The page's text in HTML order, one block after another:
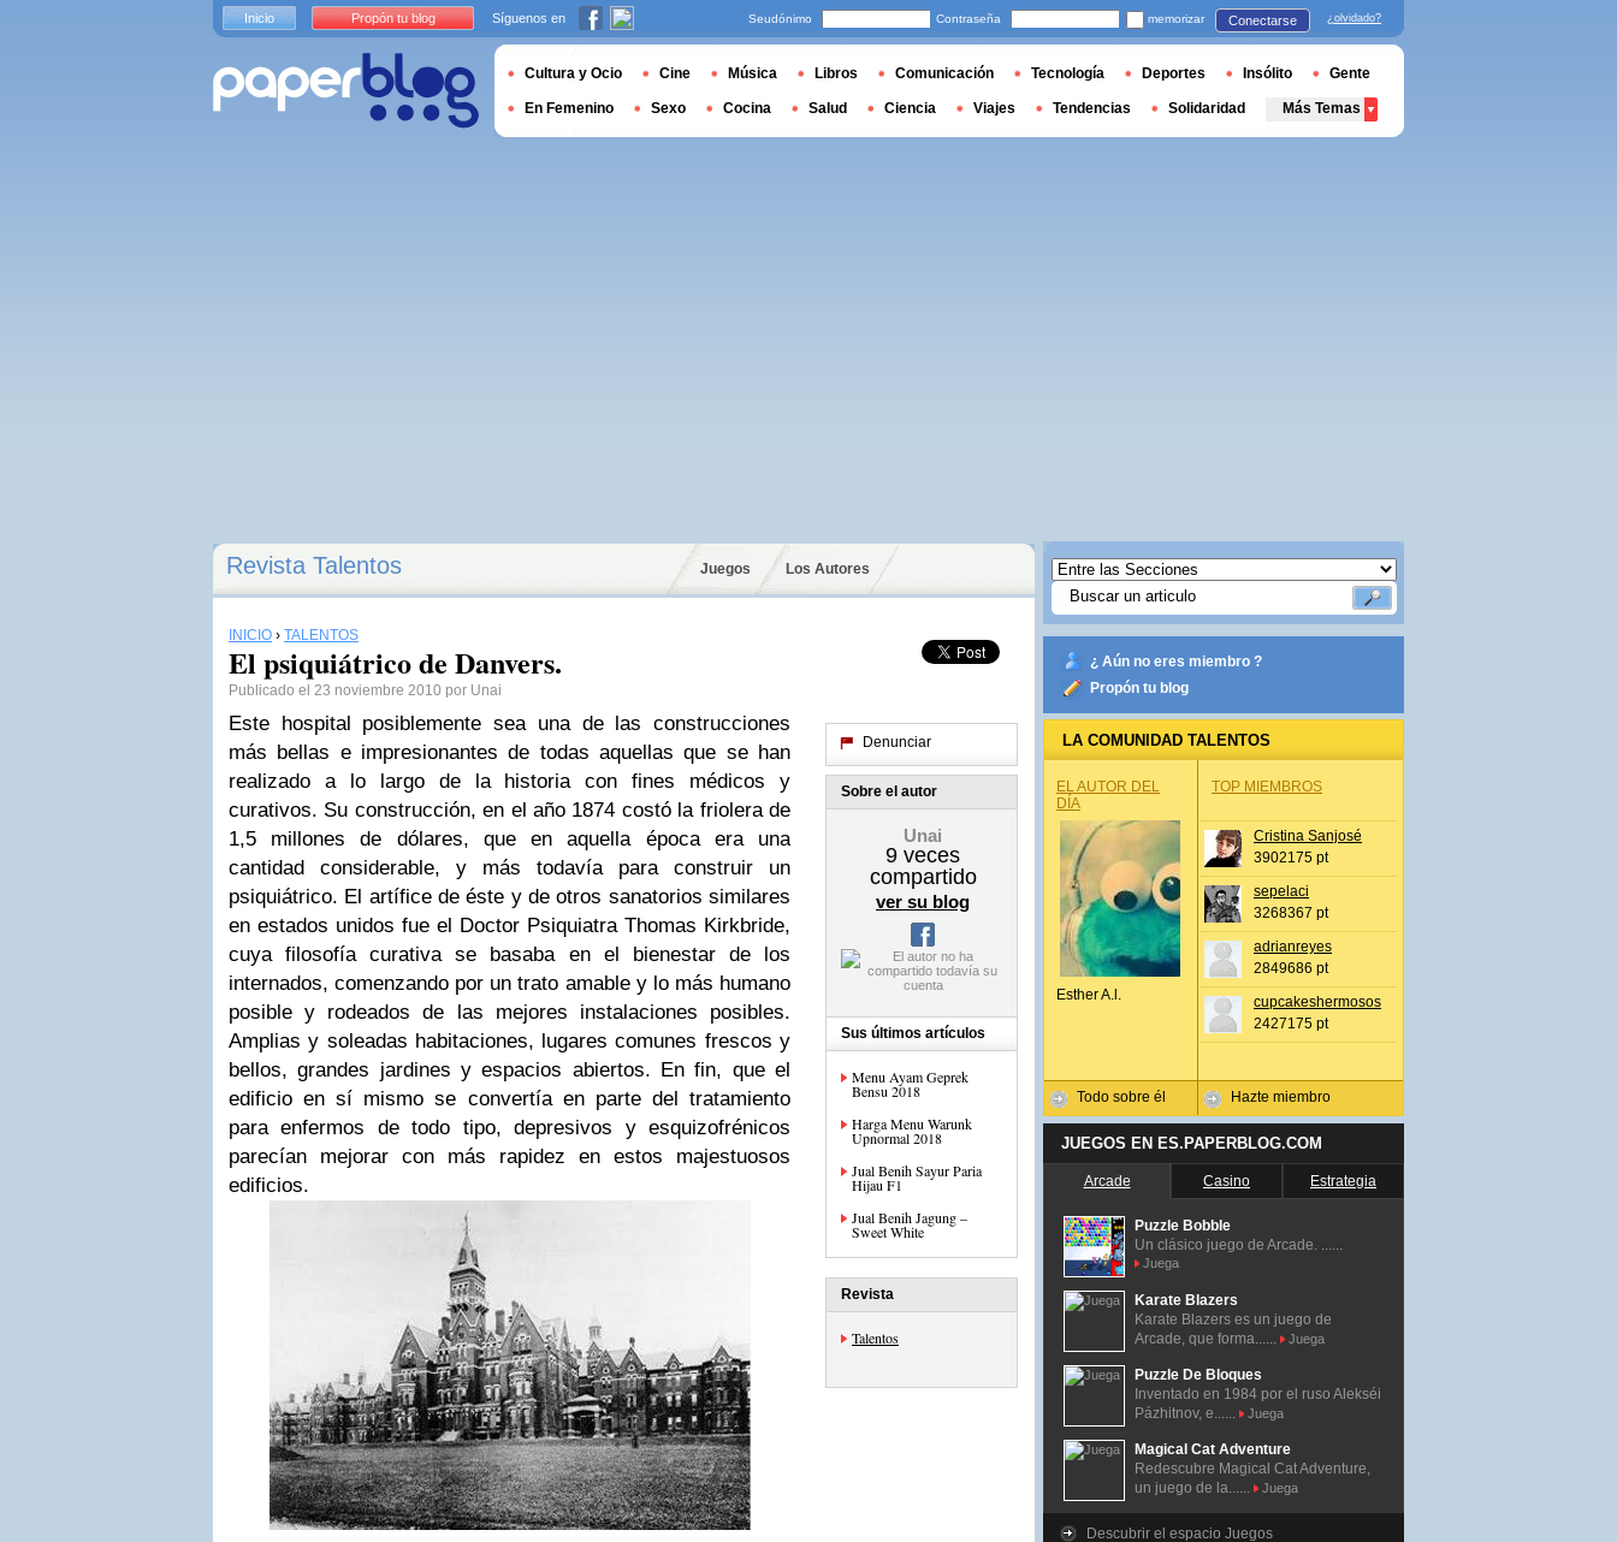
Revista Talentos Juegos Los Autores
INICIO › TALENTOS
El psiquiátrico de Danvers.
Publicado el 23 noviembre 2010 por Unai
Este hospital posiblemente sea una de las construcciones
más bellas e impresionantes de todas aquellas que se han
realizado a lo largo de la historia con fines médicos y
curativos. Su construcción, en el año 1874 costó la friolera de
1,5 millones de dólares, que en aquella época era una
cantidad considerable, y más todavía para construir un
psiquiátrico. El artífice de éste y de otros sanatorios similares
en estados unidos fue el Doctor Psiquiatra Thomas Kirkbride,
cuya filosofía curativa se basaba en el bienestar de los
internados, comenzando por un trato amable y lo más humano
posible y rodeados de las mejores instalaciones posibles.
Amplias y soleadas habitaciones, lugares comunes frescos y
bellos, grandes jardines y espacios abiertos. En fin, que el
edificio en sí mismo se convertía en parte del tratamiento
para enfermos de todo tipo, depresivos y esquizofrénicos
parecían mejorar con más rapidez en estos majestuosos
edificios.
Denunciar
Sobre el autor
Unai
9 veces
compartido
ver su blog
Sus últimos artículos
Menu Ayam Geprek
Bensu 2018
Harga Menu Warunk
Upnormal 2018
Jual Benih Sayur Paria
Hijau F1
Jual Benih Jagung –
Sweet White
Revista
Talentos
¿ Aún no eres miembro ?
Propón tu blog
LA COMUNIDAD TALENTOS
EL AUTOR DEL
DÍA
Esther A.l.
Todo sobre él
TOP MIEMBROS
Cristina Sanjosé
3902175 pt
sepelaci
3268367 pt
adrianreyes
2849686 pt
cupcakeshermosos
2427175 pt
Hazte miembro
JUEGOS EN ES.PAPERBLOG.COM
Arcade Casino Estrategia
Puzzle Bobble
Un clásico juego de Arcade. ......
Juega
Karate Blazers
Karate Blazers es un juego de
Arcade, que forma......
Juega
Puzzle De Bloques
Inventado en 1984 por el ruso Alekséi
Pázhitnov, e......
Juega
Magical Cat Adventure
Redescubre Magical Cat Adventure,
un juego de la......
Juega
Descubrir el espacio Juegos
Inicio Propón tu blog Síguenos en Seudónimo Contraseña memorizar Conectarse ¿olvidado?
Cultura y Ocio Cine Música Libros Comunicación Tecnología Deportes Insólito Gente
En Femenino Sexo Cocina Salud Ciencia Viajes Tendencias Solidaridad Más Temas